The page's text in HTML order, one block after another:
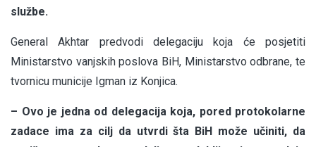
službe.
General Akhtar predvodi delegaciju koja će posjetiti
Ministarstvo vanjskih poslova BiH, Ministarstvo odbrane, te
tvornicu municije Igman iz Konjica.
– Ovo je jedna od delegacija koja, pored protokolarne
zadace ima za cilj da utvrdi šta BiH može učiniti, da